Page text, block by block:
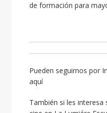
de formación para
Pueden seguirnos por
aquí
También si les